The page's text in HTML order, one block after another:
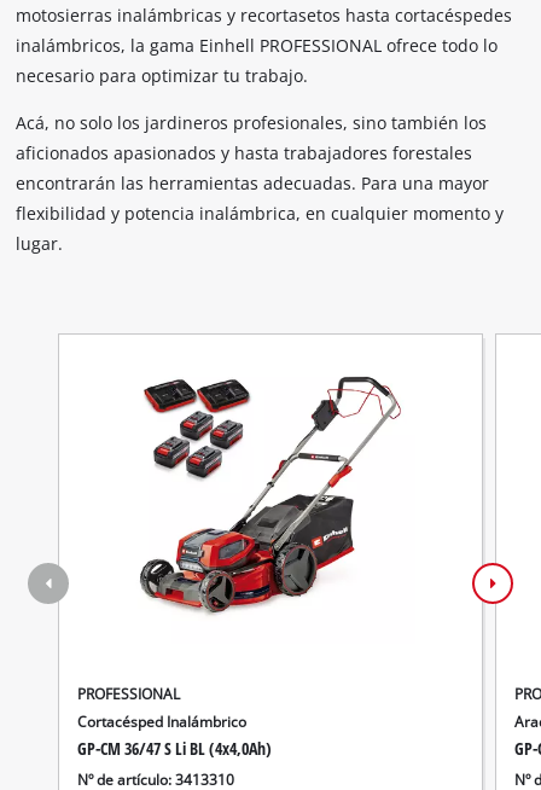
motosierras inalámbricas y recortasetos hasta cortacéspedes
inalámbricos, la gama Einhell PROFESSIONAL ofrece todo lo
necesario para optimizar tu trabajo.
Acá, no solo los jardineros profesionales, sino también los
aficionados apasionados y hasta trabajadores forestales
encontrarán las herramientas adecuadas. Para una mayor
flexibilidad y potencia inalámbrica, en cualquier momento y
lugar.
PROFESSIONAL
Cortacésped Inalámbrico
GP-CM 36/47 S Li BL (4x4,0Ah)
Nº de artículo: 3413310 Nº